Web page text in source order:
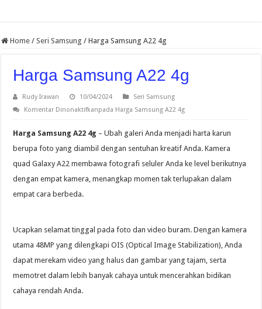
Home / Seri Samsung / Harga Samsung A22 4g
Harga Samsung A22 4g
Rudy Irawan 10/04/2024
Seri Samsung
Komentar Dinonaktifkanpada Harga Samsung A22 4g
Harga Samsung A22 4g – Ubah galeri Anda menjadi harta karun
berupa foto yang diambil dengan sentuhan kreatif Anda. Kamera
quad Galaxy A22 membawa fotografi seluler Anda ke level berikutnya
dengan empat kamera, menangkap momen tak terlupakan dalam
empat cara berbeda.
Ucapkan selamat tinggal pada foto dan video buram. Dengan kamera
utama 48MP yang dilengkapi OIS (Optical Image Stabilization), Anda
dapat merekam video yang halus dan gambar yang tajam, serta
memotret dalam lebih banyak cahaya untuk mencerahkan bidikan
cahaya rendah Anda.